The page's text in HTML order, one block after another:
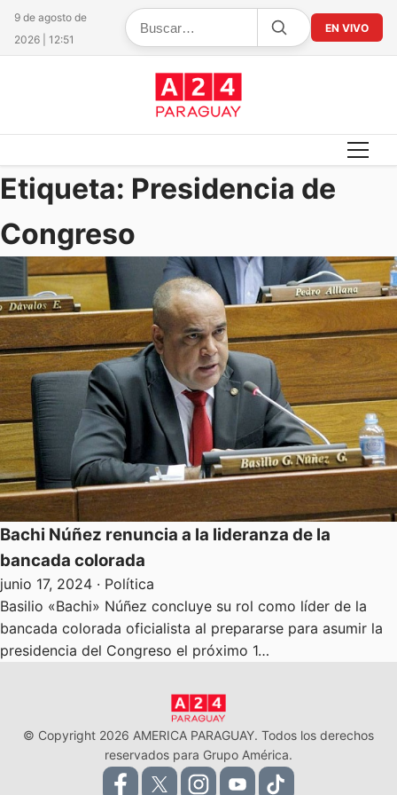
9 de agosto de
2026 | 12:51
EN VIVO
Etiqueta: Presidencia de
Congreso
Bachi Núñez renuncia a la lideranza de la
bancada colorada
junio 17, 2024 · Política
Basilio «Bachi» Núñez concluye su rol como líder de la
bancada colorada oficialista al prepararse para asumir la
presidencia del Congreso el próximo 1…
© Copyright 2026 AMERICA PARAGUAY. Todos los derechos
reservados para Grupo América.